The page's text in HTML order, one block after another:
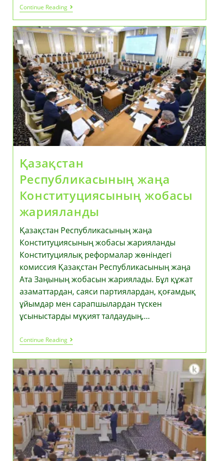
Continue ReadingПрезиденттік
Республика
Моделінің
Айқындалуы
Қазақстан
Республикасының жаңа
Конституциясының жобасы
жарияланды
Қазақстан Республикасының жаңа
Конституциясының жобасы жарияланды
Конституциялық реформалар жөніндегі
комиссия Қазақстан Республикасының жаңа
Ата Заңының жобасын жариялады. Бұл құжат
азаматтардан, саяси партиялардан, қоғамдық
ұйымдар мен сарапшылардан түскен
ұсыныстарды мұқият талдаудың,…
Continue ReadingҚазақстан
Республикасының
Жаңа
Конституциясының
Жобасы
Жарияланды